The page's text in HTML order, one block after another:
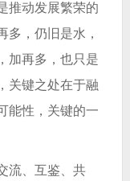
推动发展繁荣的
多，仍旧是水，
加再多，也只是
关键之处在于融
能性，关键的一
流、互鉴、共